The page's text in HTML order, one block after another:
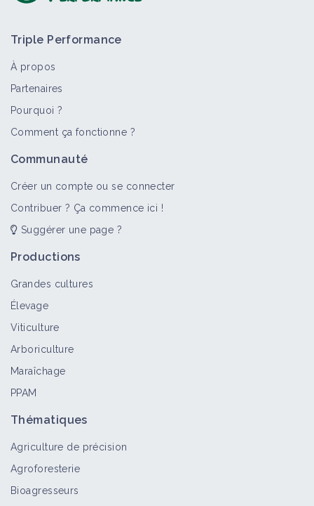
Triple Performance
À propos
Partenaires
Pourquoi ?
Comment ça fonctionne ?
Communauté
Créer un compte ou se connecter
Contribuer ? Ça commence ici !
Suggérer une page ?
Productions
Grandes cultures
Élevage
Viticulture
Arboriculture
Maraîchage
PPAM
Thématiques
Agriculture de précision
Agroforesterie
Bioagresseurs